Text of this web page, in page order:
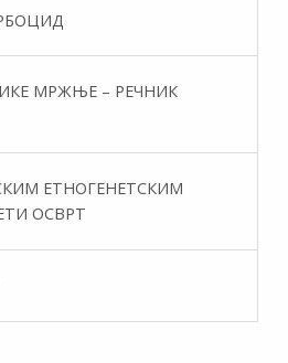
МРЖЊЕ – РЕЧНИК
ЕТНОГЕНЕТСКИМ
ОСВРТ